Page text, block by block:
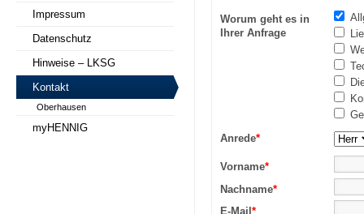
Impressum
Datenschutz
Hinweise – LKSG
Kontakt
Oberhausen
myHENNIG
Worum geht es in
Ihrer Anfrage
Anrede*
Vorname*
Nachname*
E-Mail *